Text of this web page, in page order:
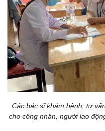
Các bác sĩ khám bệnh, tư
cho công nhân, người lao